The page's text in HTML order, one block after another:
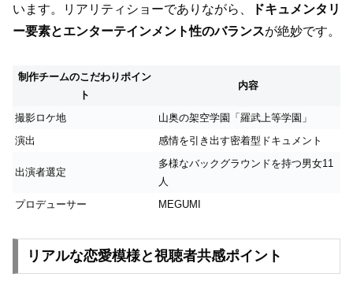
います。リアリティショーでありながら、
ドキュメンタリ
ー要素とエンターテインメント性のバランスが絶妙です。
制作チームのこだわりポイン
ト
内容
撮影ロケ地
山奥の架空学園「羅武上等学園」
演出
感情を引き出す密着型ドキュメント
出演者選定
多様なバックグラウンドを持つ男女11
人
プロデューサー
MEGUMI
リアルな恋愛模様と視聴者共感ポイント